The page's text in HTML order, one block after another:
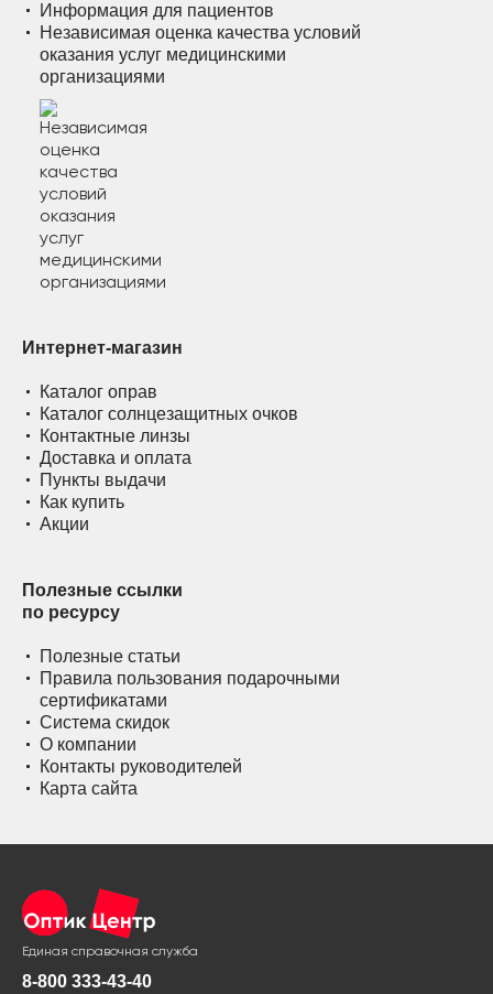
Информация для пациентов
Независимая оценка качества условий
оказания услуг медицинскими
организациями
Интернет-магазин
Каталог оправ
Каталог солнцезащитных очков
Контактные линзы
Доставка и оплата
Пункты выдачи
Как купить
Акции
Полезные ссылки
по ресурсу
Полезные статьи
Правила пользования подарочными
сертификатами
Система скидок
О компании
Контакты руководителей
Карта сайта
Единая справочная служба
8-800 333-43-40